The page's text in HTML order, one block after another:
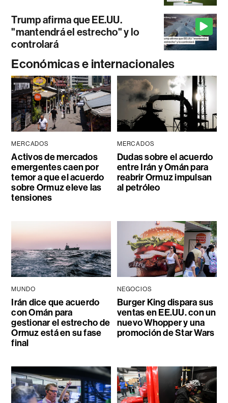
Trump afirma que EE.UU.
"mantendrá el estrecho" y lo
controlará
Económicas e internacionales
MERCADOS
Activos de mercados
emergentes caen por
temor a que el acuerdo
sobre Ormuz eleve las
tensiones
MERCADOS
Dudas sobre el acuerdo
entre Irán y Omán para
reabrir Ormuz impulsan
al petróleo
MUNDO
Irán dice que acuerdo
con Omán para
gestionar el estrecho de
Ormuz está en su fase
final
NEGOCIOS
Burger King dispara sus
ventas en EE.UU. con un
nuevo Whopper y una
promoción de Star Wars